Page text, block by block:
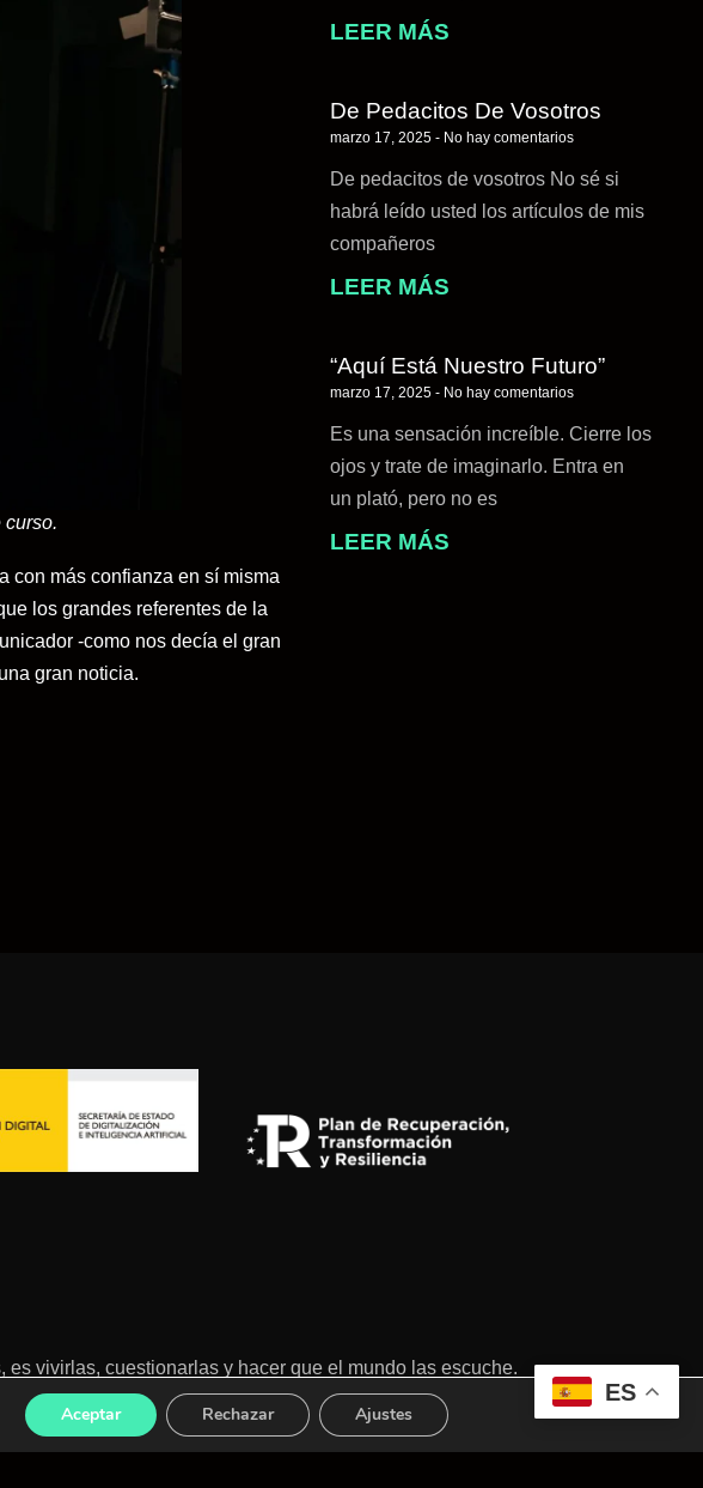
curso.
con más confianza en sí misma
los grandes referentes de la
-como nos decía el gran
gran noticia.
LEER MÁS
De Pedacitos De Vosotros
marzo 17, 2025 No hay comentarios
De pedacitos de vosotros No sé si
habrá leído usted los artículos de mis
compañeros
LEER MÁS
“Aquí Está Nuestro Futuro”
marzo 17, 2025 No hay comentarios
Es una sensación increíble. Cierre los
ojos y trate de imaginarlo. Entra en
un plató, pero no es
LEER MÁS
vivirlas, cuestionarlas y hacer que el mundo las escuche.
ES
Aceptar Rechazar Ajustes